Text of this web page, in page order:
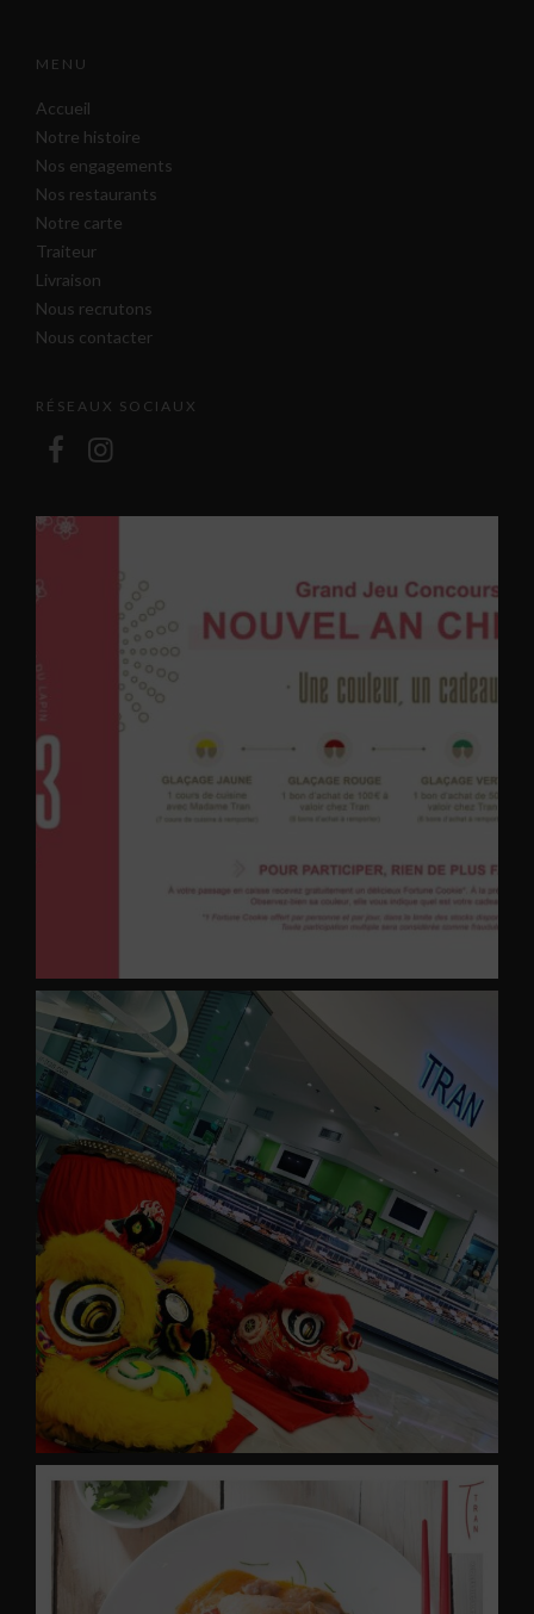
MENU
Accueil
Notre histoire
Nos engagements
Nos restaurants
Notre carte
Traiteur
Livraison
Nous recrutons
Nous contacter
RÉSEAUX SOCIAUX